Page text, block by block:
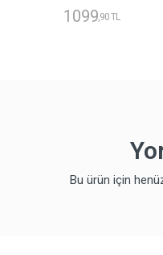
1099,90 TL
Bu ürün için